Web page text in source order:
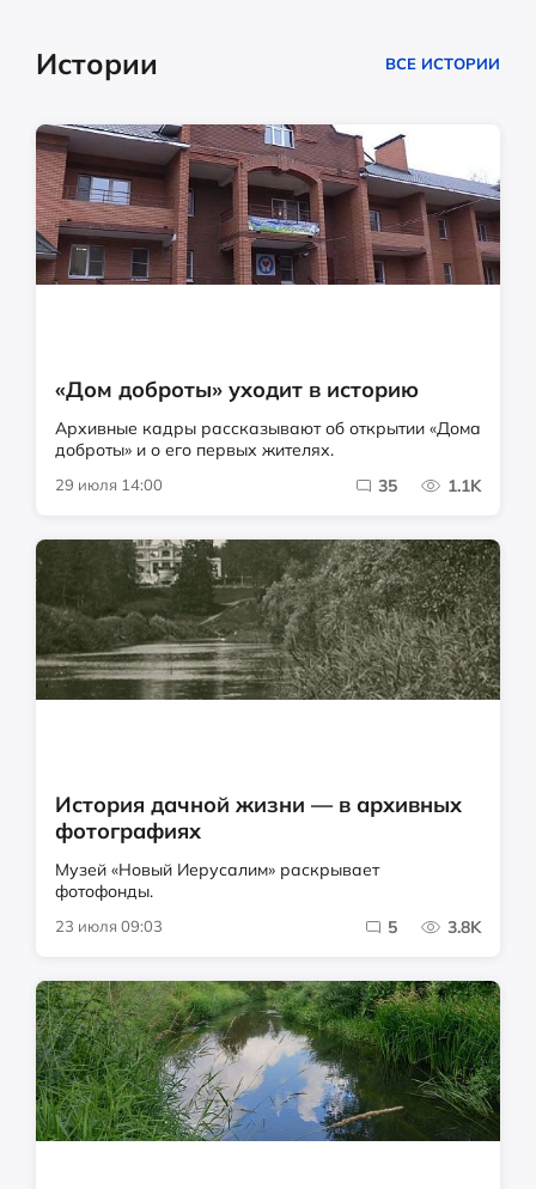
Истории ВСЕ ИСТОРИИ
«Дом доброты» уходит в историю
Архивные кадры рассказывают об открытии «Дома
доброты» и о его первых жителях.
29 июля 14:00 35 1.1K
История дачной жизни — в архивных
фотографиях
Музей «Новый Иерусалим» раскрывает
фотофонды.
23 июля 09:03 5 3.8K